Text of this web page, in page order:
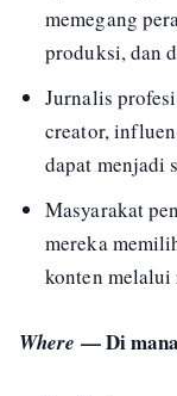
memegang
produksi, dan
Jurnalis
creator,
dapat menjadi
Masyarakat
mereka
konten melalui
Where — Di